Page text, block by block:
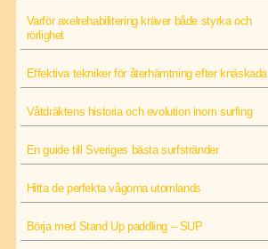
Varför axelrehabilitering kräver både styrka och
rörlighet
Effektiva tekniker för återhämtning efter knäskada
Våtdräktens historia och evolution inom surfing
En guide till Sveriges bästa surfstränder
Hitta de perfekta vågorna utomlands
Börja med Stand Up paddling – SUP